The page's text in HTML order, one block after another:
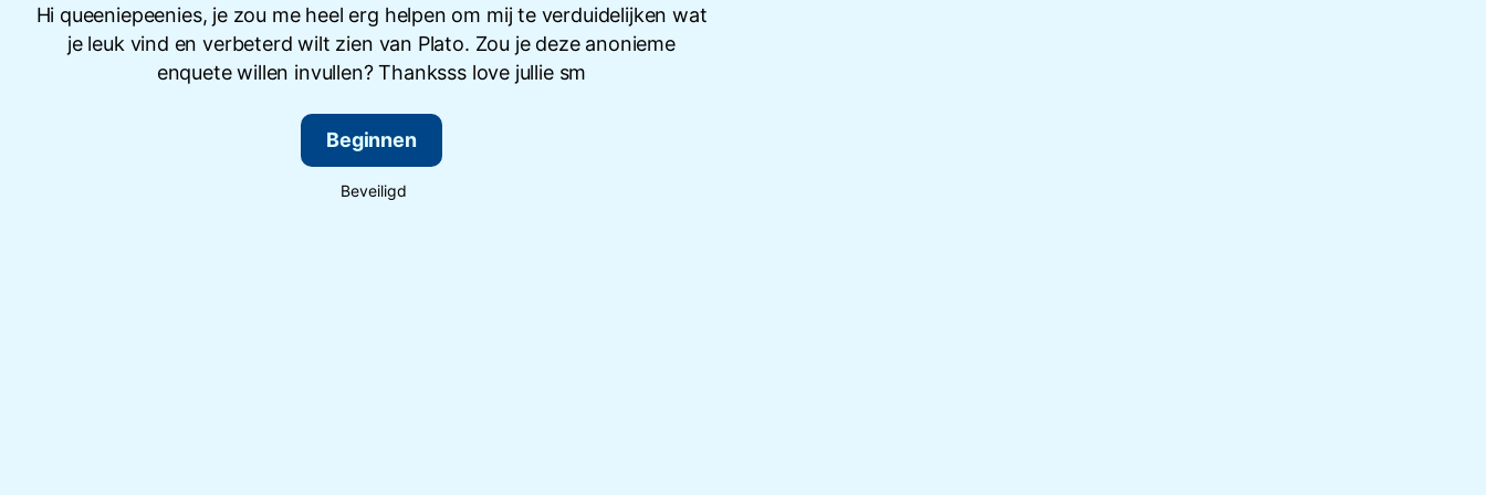
Hi queeniepeenies, je zou me heel erg helpen om mij te verduidelijken wat
je leuk vind en verbeterd wilt zien van Plato. Zou je deze anonieme
enquete willen invullen? Thanksss love jullie sm
Beginnen
Beveiligd